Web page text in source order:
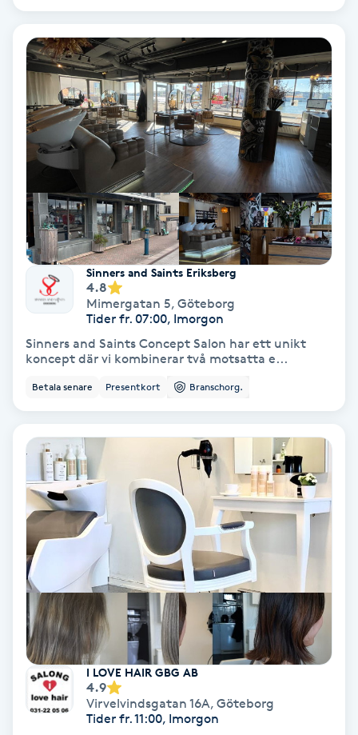
Ansiktsbehandling djuprengörande
Babylights
Balayage
Bambumassage
Barber
Barnklippning
BIAB
Blowout
Bottenfärg
Brynformning
Brynfärgning
Brynplockning
Bröllopsuppsättning
Celluliter
Coachning
Color correction
Sinners and Saints Eriksberg
4.8
Mimergatan 5, Göteborg
Tider fr. 07:00, Imorgon
Sinners and Saints Concept Salon har ett unikt
koncept där vi kombinerar två motsatta e...
Betala senare Presentkort Branschorg.
I LOVE HAIR GBG AB
4.9
Virvelvindsgatan 16A, Göteborg
Tider fr. 11:00, Imorgon